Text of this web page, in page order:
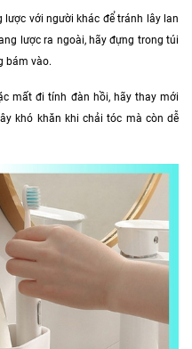
lược với người khác để tránh lây lan
lược ra ngoài, hãy đựng trong túi
bám vào.
mất đi tính đàn hồi, hãy thay mới
khó khăn khi chải tóc mà còn dễ